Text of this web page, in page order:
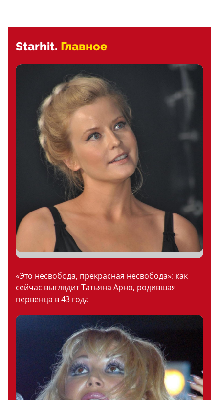
Starhit. Главное
«Это несвобода, прекрасная несвобода»: как
сейчас выглядит Татьяна Арно, родившая
первенца в 43 года